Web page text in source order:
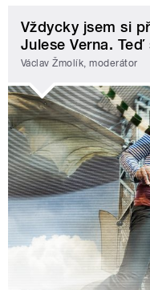
Vždycky jsem si
Julese Verna.
Václav Žmolík, moderátor